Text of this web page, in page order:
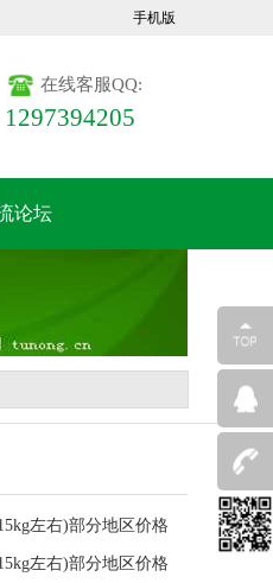
手机版
在线客服QQ:
1297394205
论坛
左右)部分地区价格
左右)部分地区价格